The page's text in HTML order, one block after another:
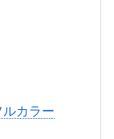
ルカラー